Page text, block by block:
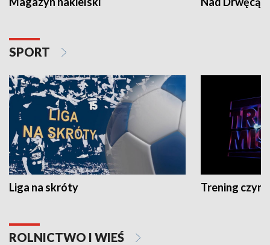
SPORT
Liga na skróty Trening czyni
ROLNICTWO I WIEŚ